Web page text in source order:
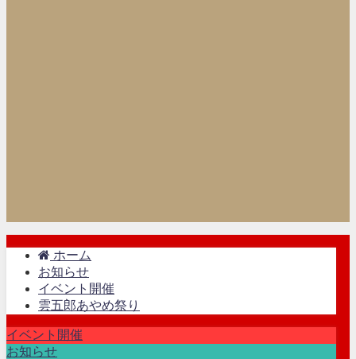
ホーム
お知らせ
イベント開催
雲五郎あやめ祭り
イベント開催
お知らせ